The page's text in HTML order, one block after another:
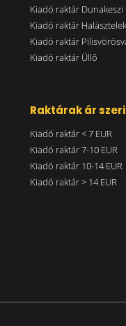
Kiadó raktár Dunakeszi
Kiadó raktár Halásztelek
Kiadó raktár
Kiadó raktár Üllő
Raktárak ár
Kiadó raktár < 7 EUR
Kiadó raktár 7-10 EUR
Kiadó raktár 10-14 EUR
Kiadó raktár > 14 EUR